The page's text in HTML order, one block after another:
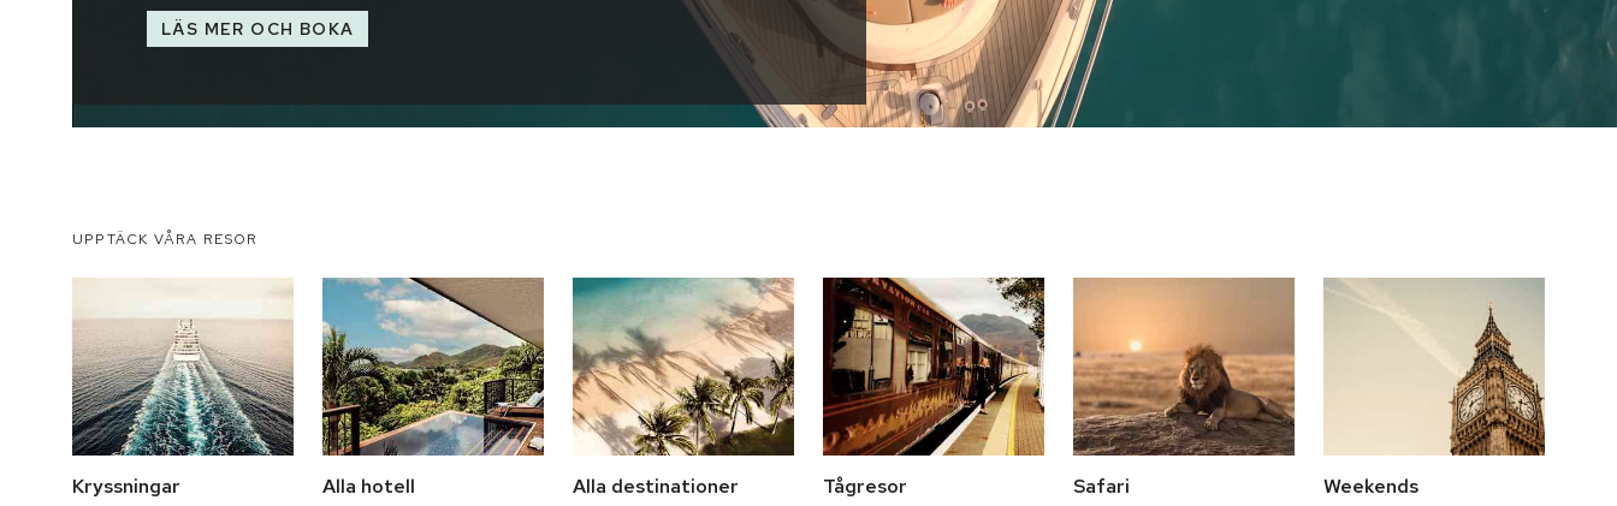
LÄS MER OCH BOKA
UPPTÄCK VÅRA RESOR
Kryssningar Alla hotell Alla destinationer Tågresor Safari Weekends